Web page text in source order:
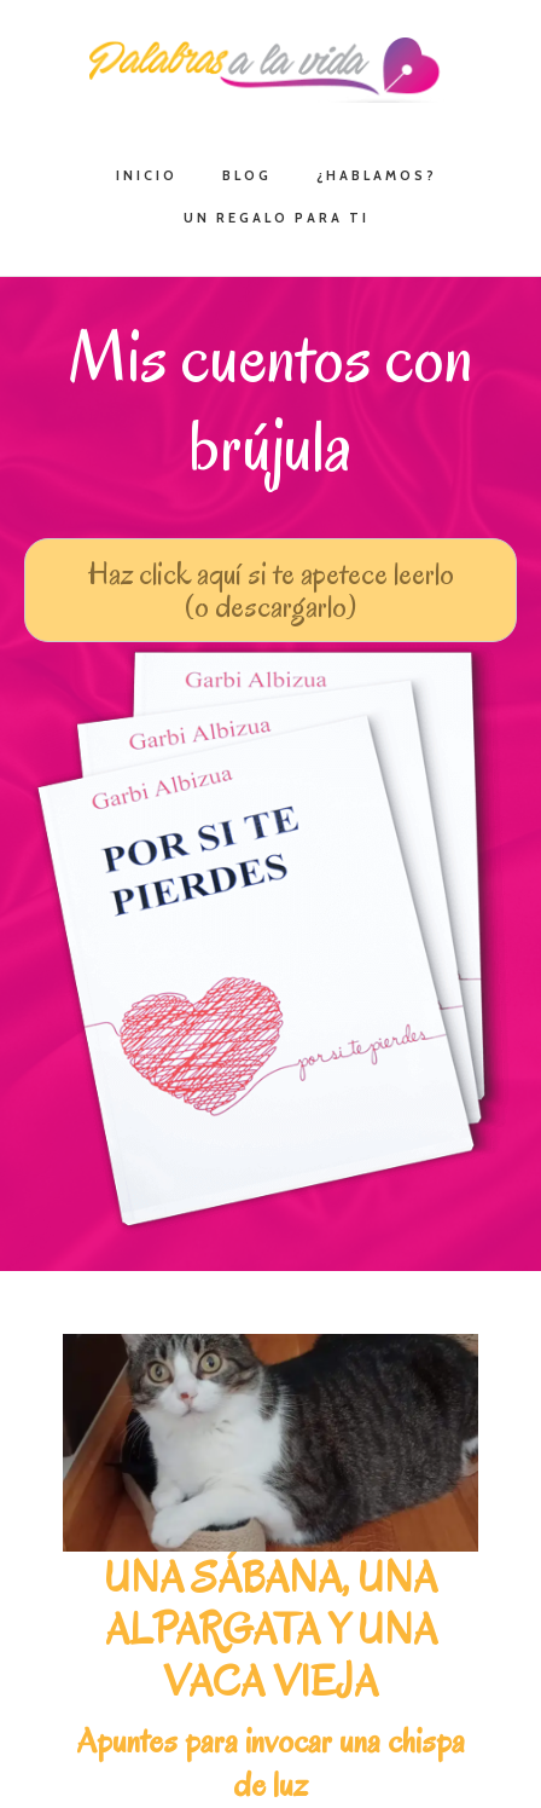
contenido
INICIO BLOG ¿HABLAMOS?
UN REGALO PARA TI
Mis cuentos con
brújula
Haz click aquí si te apetece leerlo
(o descargarlo)
UNA SÁBANA, UNA
ALPARGATA Y UNA
VACA VIEJA
Apuntes para invocar una chispa
de luz